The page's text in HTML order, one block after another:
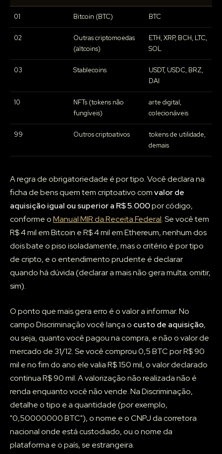
01 Bitcoin (BTC) BTC
02
Outras criptomoedas
(altcoins)
ETH, XRP, BCH, LTC,
SOL
03 Stablecoins
USDT, USDC, BRZ,
DAI
10
NFTs (tokens não
fungíveis)
arte digital,
colecionáveis
99 Outros criptoativos
tokens de utilidade,
demais
A regra de obrigatoriedade é por tipo. Você declara na
ficha de bens quem tem criptoativo comvalor de
aquisição igual ou superior a R$ 5.000por código,
conforme oManual MIR da Receita Federal. Se você tem
R$ 4 mil em Bitcoin e R$ 4 mil em Ethereum, nenhum dos
dois bate o piso isoladamente, mas o critério é por tipo
de cripto, e o entendimento prudente é declarar
quando há dúvida (declarar a mais não gera multa; omitir,
sim).
O ponto que mais gera erro é o valor a informar. No
campo Discriminação você lança o custo de aquisição,
ou seja, quanto você pagou na compra, e não o valor de
mercado de 31/12. Se você comprou 0,5 BTC por R$ 90
mil e no fim do ano ele valia R$ 150 mil, o valor declarado
continua R$ 90 mil. A valorização não realizada não é
renda enquanto você não vende. Na Discriminação,
detalhe o tipo e a quantidade (por exemplo,
"0,50000000 BTC"), o nome e o CNPJ da corretora
nacional onde está custodiado, ou o nome da
plataforma e o país, se estrangeira.